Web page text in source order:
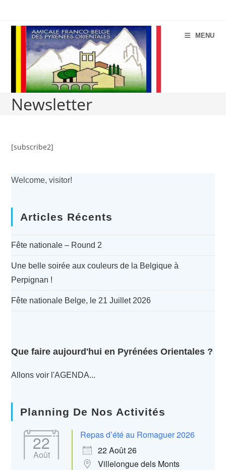
contenu
MENU
Newsletter
[subscribe2]
Welcome, visitor!
Articles Récents
Fête nationale – Round 2
Une belle soirée aux couleurs de la Belgique à
Perpignan !
Fête nationale Belge, le 21 Juillet 2026
Que faire aujourd'hui en Pyrénées Orientales ?
Allons voir l'AGENDA...
Planning De Nos Activités
22
Août
Repas d’été au Romaguer 2026
22 Août 26
Villelongue dels Monts